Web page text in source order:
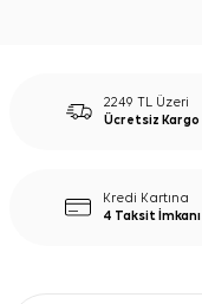
2249 TL Üzeri
Ücretsiz Kargo
Kredi Kartına
4 Taksit İmkanı